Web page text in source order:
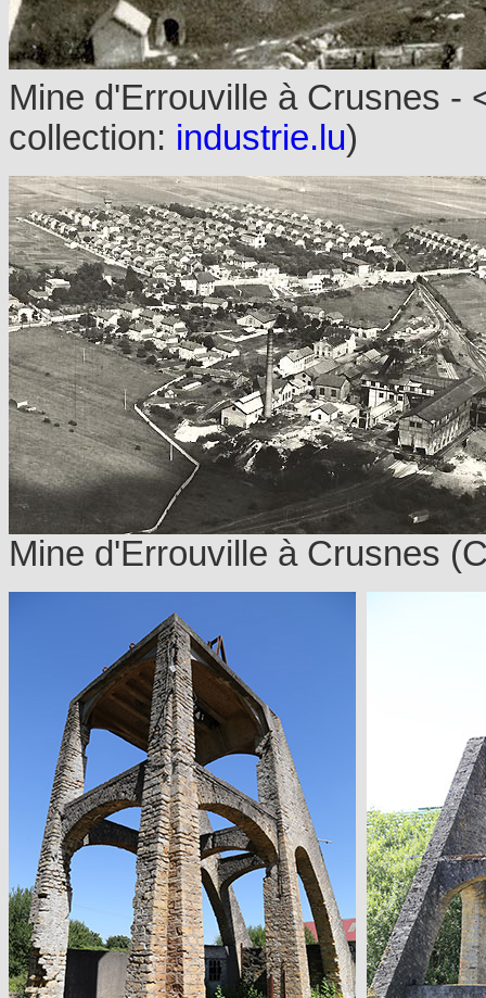
Mine d'Errouville à Crusnes -
collection: industrie.lu)
Mine d'Errouville à Crusnes